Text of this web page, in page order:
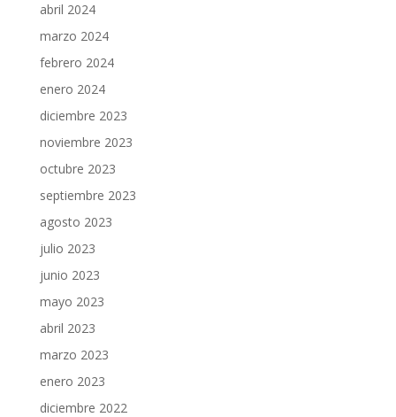
abril 2024
marzo 2024
febrero 2024
enero 2024
diciembre 2023
noviembre 2023
octubre 2023
septiembre 2023
agosto 2023
julio 2023
junio 2023
mayo 2023
abril 2023
marzo 2023
enero 2023
diciembre 2022